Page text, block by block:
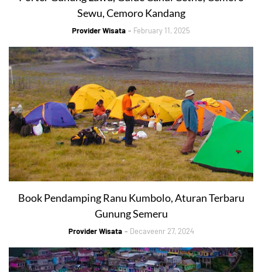
Sewu, Cemoro Kandang
Provider Wisata February 11, 2025
Book Pendamping Ranu Kumbolo, Aturan Terbaru
Gunung Semeru
Provider Wisata Decaveenr 27, 2024